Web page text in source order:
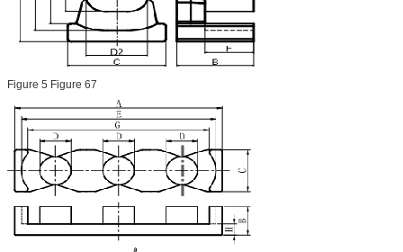
Figure 5 Figure 67